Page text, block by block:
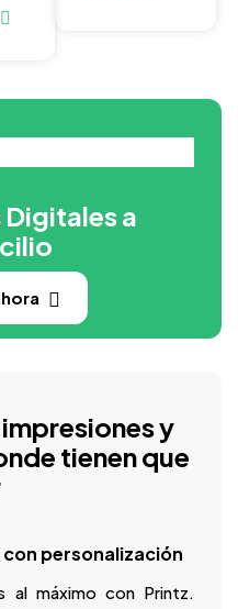
a
y
tienen que
personalización
al máximo con Printz.